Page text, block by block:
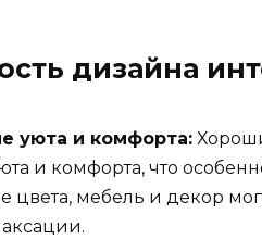
дизайна
уюта и комфорта:
и комфорта, что
цвета, мебель и декор